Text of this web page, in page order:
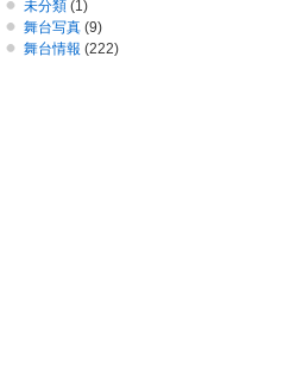
未分類 (1)
舞台写真 (9)
舞台情報 (222)